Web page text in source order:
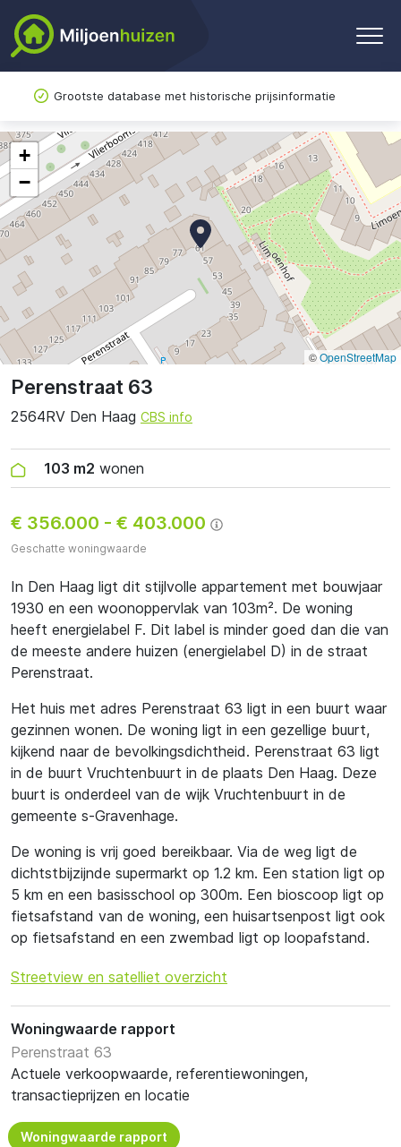
Grootste database met historische prijsinformatie
Perenstraat 63
2564RV Den Haag CBS info
103 m2 wonen
€ 356.000 - € 403.000
Geschatte woningwaarde
In Den Haag ligt dit stijlvolle appartement met bouwjaar
1930 en een woonoppervlak van 103m². De woning
heeft energielabel F. Dit label is minder goed dan die van
de meeste andere huizen (energielabel D) in de straat
Perenstraat.
Het huis met adres Perenstraat 63 ligt in een buurt waar
gezinnen wonen. De woning ligt in een gezellige buurt,
kijkend naar de bevolkingsdichtheid. Perenstraat 63 ligt
in de buurt Vruchtenbuurt in de plaats Den Haag. Deze
buurt is onderdeel van de wijk Vruchtenbuurt in de
gemeente s-Gravenhage.
De woning is vrij goed bereikbaar. Via de weg ligt de
dichtstbijzijnde supermarkt op 1.2 km. Een station ligt op
5 km en een basisschool op 300m. Een bioscoop ligt op
fietsafstand van de woning, een huisartsenpost ligt ook
op fietsafstand en een zwembad ligt op loopafstand.
Streetview en satelliet overzicht
Woningwaarde rapport
Perenstraat 63
Actuele verkoopwaarde, referentiewoningen,
transactieprijzen en locatie
Woningwaarde rapport
+
−
©OpenStreetMap